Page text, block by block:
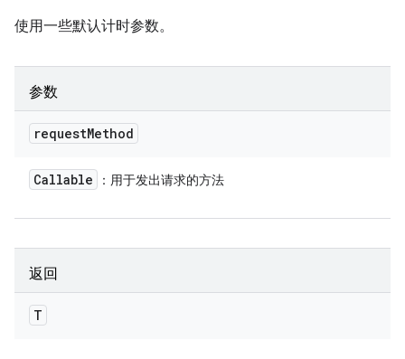
使用一些默认计时参数。
参数
requestMethod
Callable ：用于发出请求的方法
返回
T